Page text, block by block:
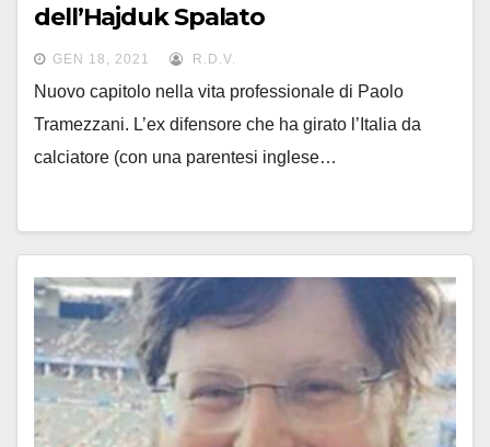
dell’Hajduk Spalato
GEN 18, 2021 R.D.V.
Nuovo capitolo nella vita professionale di Paolo
Tramezzani. L’ex difensore che ha girato l’Italia da
calciatore (con una parentesi inglese…